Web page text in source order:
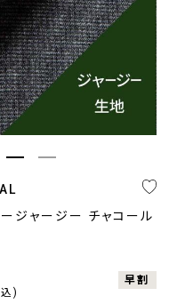
ウン・ベージュ系
ック
イト
の他
ージャージー チャコール
)
早割